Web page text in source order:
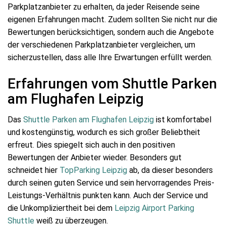
Parkplatzanbieter zu erhalten, da jeder Reisende seine
eigenen Erfahrungen macht. Zudem sollten Sie nicht nur die
Bewertungen berücksichtigen, sondern auch die Angebote
der verschiedenen Parkplatzanbieter vergleichen, um
sicherzustellen, dass alle Ihre Erwartungen erfüllt werden.
Erfahrungen vom Shuttle Parken
am Flughafen Leipzig
Das Shuttle Parken am Flughafen Leipzig ist komfortabel
und kostengünstig, wodurch es sich großer Beliebtheit
erfreut. Dies spiegelt sich auch in den positiven
Bewertungen der Anbieter wieder. Besonders gut
schneidet hier TopParking Leipzig ab, da dieser besonders
durch seinen guten Service und sein hervorragendes Preis-
Leistungs-Verhältnis punkten kann. Auch der Service und
die Unkompliziertheit bei dem Leipzig Airport Parking
Shuttle weiß zu überzeugen.